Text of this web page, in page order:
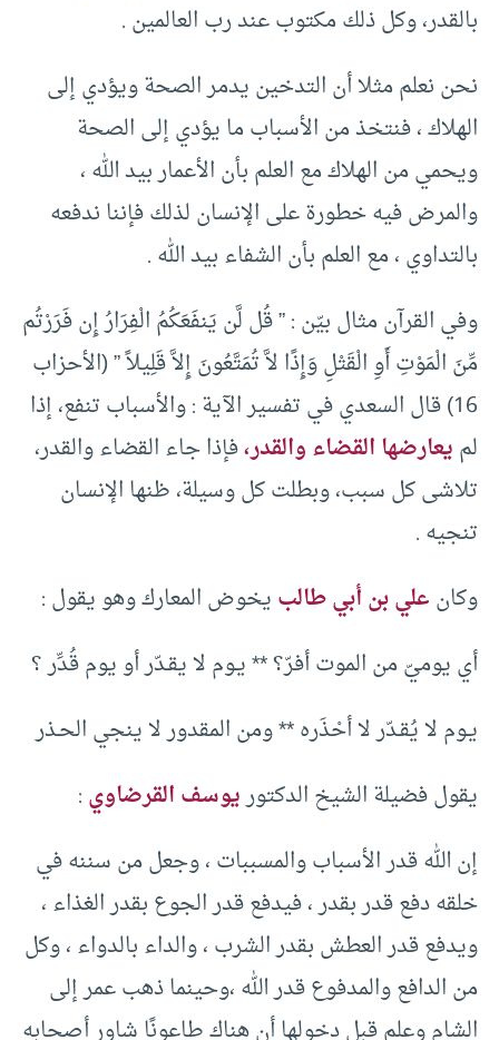
بالقدر، وكل ذلك مكتوب عند رب العالمين .
نحن نعلم مثلا أن التدخين يدمر الصحة ويؤدي إلى
الهلاك ، فنتخذ من الأسباب ما يؤدي إلى الصحة
ويحمي من الهلاك مع العلم بأن الأعمار بيد الله ،
والمرض فيه خطورة على الإنسان لذلك فإننا ندفعه
بالتداوي ، مع العلم بأن الشفاء بيد الله .
وفي القرآن مثال بيّن : ” قُل لَّن يَنفَعَكُمُ الْفِرَارُ إِن فَرَرْتُم
مِّنَ الْمَوْتِ أَوِ الْقَتْلِ وَإِذًا لاَّ تُمَتَّعُونَ إِلاَّ قَلِيلاً ” (الأحزاب
16) قال السعدي في تفسير الآية : والأسباب تنفع، إذا
لميعارضها القضاء والقدر،فإذا جاء القضاء والقدر،
تلاشى كل سبب، وبطلت كل وسيلة، ظنها الإنسان
تنجيه .
وكانعلي بن أبي طالبيخوض المعارك وهو يقول :
أي يوميّ من الموت أفرّ؟ ** يـوم لا يقـدّر أو يوم قُدِّر ؟
يـوم لا يُقـدّر لا أحْذَره ** ومن المقدور لا ينجي الحـذر
يقول فضيلة الشيخ الدكتوريوسف القرضاوي:
إن الله قدر الأسباب والمسببات ، وجعل من سننه في
خلقه دفع قدر بقدر ، فيدفع قدر الجوع بقدر الغذاء ،
ويدفع قدر العطش بقدر الشرب ، والداء بالدواء ، وكل
من الدافع والمدفوع قدر الله ،وحينما ذهب عمر إلى
الشام وعلم قبل دخولها أن هناك طاعونًا شاور أصحابه